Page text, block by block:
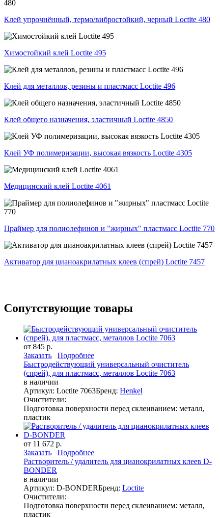
Клей упрочнённый, термо/вибростойкий, черный Loctite 480
Химостойкий клей Loctite 495
Клей для металлов, резины и пластмасс Loctite 496
Клей общего назначения, эластичный Loctite 4850
Клей УФ полимеризации, высокая вязкость Loctite 4305
Медицинский клей Loctite 4061
Праймер для полиолефинов и "жирных" пластмасс Loctite 770
Активатор для цианоакрилатных клеев (спрей) Loctite 7457
Сопутствующие товары
от 845 р.
Заказать
Подробнее
Быстродействующий универсальный очиститель
(спрей), для пластмасс, металлов Loctite 7063
в наличии
Артикул: Loctite 7063Бренд: Henkel
Очистители:
Подготовка поверхности перед склеиванием: металл,
пластик
от 11 672 р.
Заказать
Подробнее
Растворитель / удалитель для цианокрилатных клеев D-
BONDER
в наличии
Артикул: D-BONDERБренд: Loctite
Очистители:
Подготовка поверхности перед склеиванием: металл,
пластик